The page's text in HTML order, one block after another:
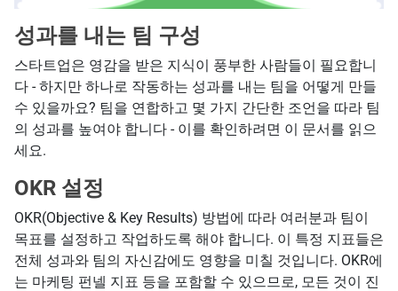
성과를 내는 팀 구성
스타트업은 영감을 받은 지식이 풍부한 사람들이 필요합니
다 - 하지만 하나로 작동하는 성과를 내는 팀을 어떻게 만들
수 있을까요? 팀을 연합하고 몇 가지 간단한 조언을 따라 팀
의 성과를 높여야 합니다 - 이를 확인하려면 이 문서를 읽으
세요.
OKR 설정
OKR(Objective & Key Results) 방법에 따라 여러분과 팀이
목표를 설정하고 작업하도록 해야 합니다. 이 특정 지표들은
전체 성과와 팀의 자신감에도 영향을 미칠 것입니다. OKR에
는 마케팅 펀넬 지표 등을 포함할 수 있으므로, 모든 것이 진